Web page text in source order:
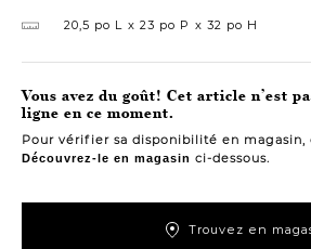
20,5 po L 23 po P 32 po H
Vous avez du goût! Cet article n’est
ligne en ce moment.
Pour vérifier sa disponibilité en magasin,
Découvrez-le en magasin ci-dessous.
Trouvez en